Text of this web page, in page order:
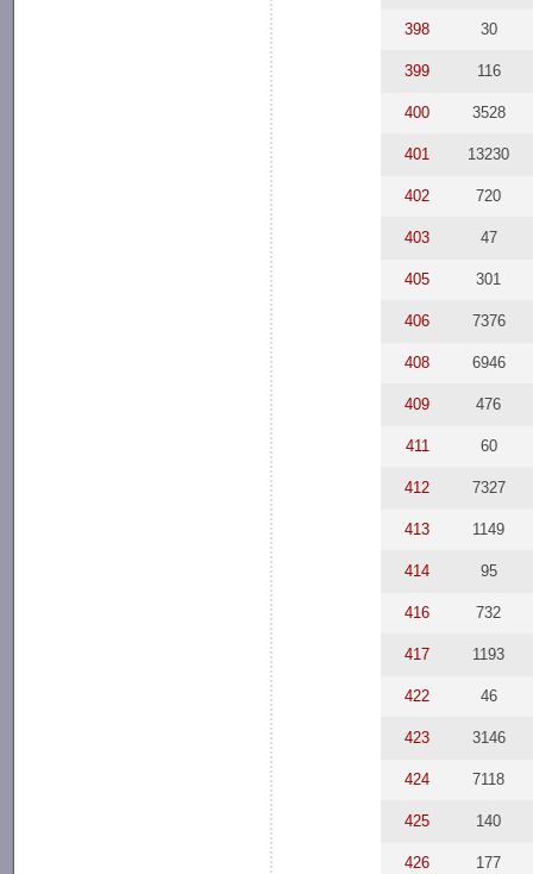
398 30
399 116
400 3528
401 13230
402 720
403 47
405 301
406 7376
408 6946
409 476
411 60
412 7327
413 1149
414 95
416 732
417 1193
422 46
423 3146
424 7118
425 140
426 177